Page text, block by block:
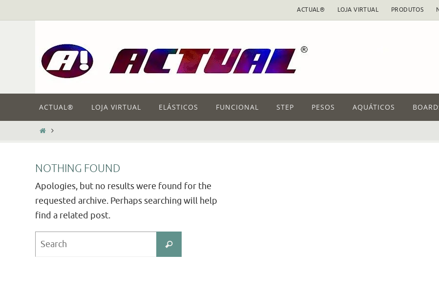
to
ACTUAL® LOJA VIRTUAL PRODUTOS
content
ACTUAL® LOJA VIRTUAL ELÁSTICOS FUNCIONAL STEP PESOS AQUÁTICOS
HOME
NOTHING FOUND
Apologies, but no results were found for the
requested archive. Perhaps searching will help
find a related post.
Search